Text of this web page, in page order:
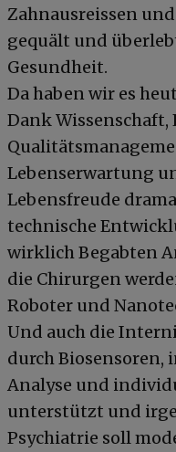
Zahnausreissen
gequält und
Gesundheit.
Da haben wir es
Dank Wissenschaft,
Lebenserwartung
Lebensfreude
technische
wirklich Begabten
die Chirurgen
Roboter und
Und auch die
durch Biosensoren,
Analyse und
unterstützt und
Psychiatrie soll